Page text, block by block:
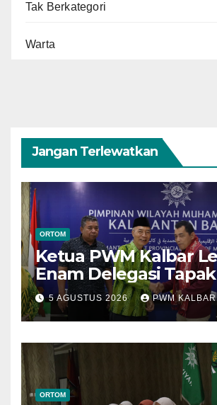
Tak Berkategori
Warta
Jangan Terlewatkan
ORTOM
Ketua PWM Kalbar
Enam Delegasi
Menuju Muktamar
Semarang
5 AGUSTUS 2026 PWM KALBAR
ORTOM